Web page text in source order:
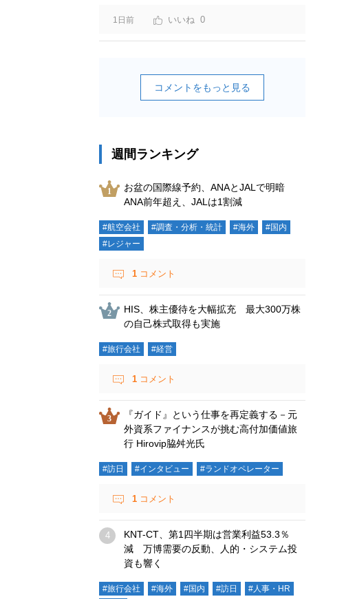
1日前 0
コメントをもっと見る
週間ランキング
お盆の国際線予約、ANAとJALで明暗
ANA前年超え、JALは1割減
#航空会社 #調査・分析・統計 #海外
#国内
#レジャー
1 コメント
HIS、株主優待を大幅拡充 最大300万株
の自己株式取得も実施
#旅行会社 #経営
1 コメント
『ガイド』という仕事を再定義する－元
外資系ファイナンスが挑む高付加価値旅
行 Hirovip脇舛光氏
#訪日 #インタビュー #ランドオペレーター
1 コメント
KNT-CT、第1四半期は営業利益53.3％
減 万博需要の反動、人的・システム投
資も響く
#旅行会社 #海外 #国内 #訪日 #人事・HR